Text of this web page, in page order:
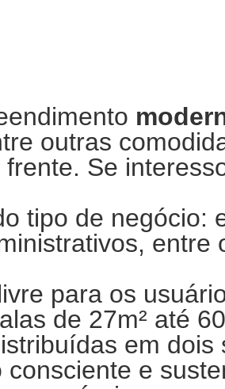
outras
frente. Se
tipo de negócio:
entre
para os
de 27m² até
em dois
e